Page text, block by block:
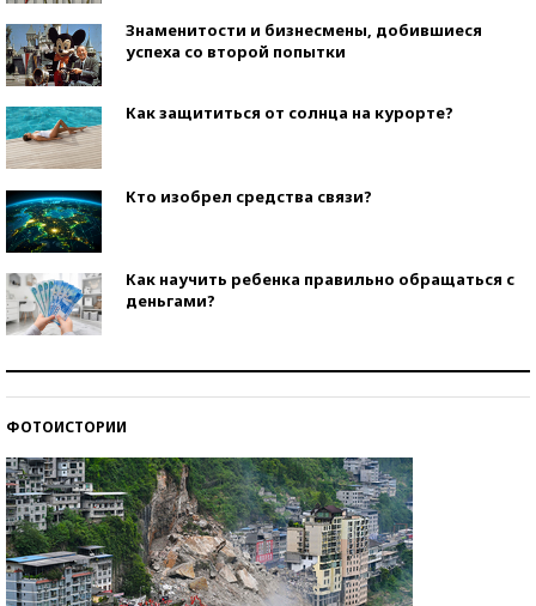
Знаменитости и бизнесмены, добившиеся
успеха со второй попытки
Как защититься от солнца на курорте?
Кто изобрел средства связи?
Как научить ребенка правильно обращаться с
деньгами?
ФОТОИСТОРИИ